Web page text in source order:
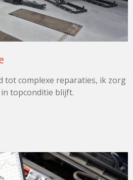
tot complexe reparaties, ik zorg
topconditie blijft.